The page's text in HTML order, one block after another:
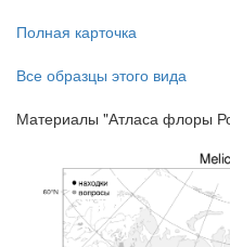
Полная карточка
Все образцы этого вида
Материалы "Атласа флоры